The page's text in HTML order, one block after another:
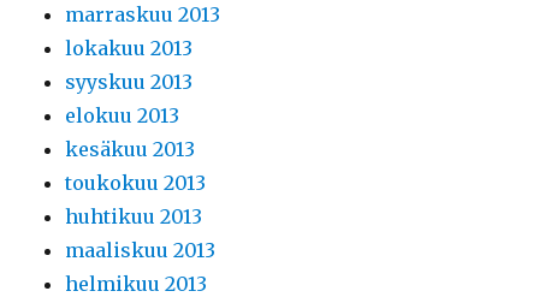
marraskuu 2013
lokakuu 2013
syyskuu 2013
elokuu 2013
kesäkuu 2013
toukokuu 2013
huhtikuu 2013
maaliskuu 2013
helmikuu 2013